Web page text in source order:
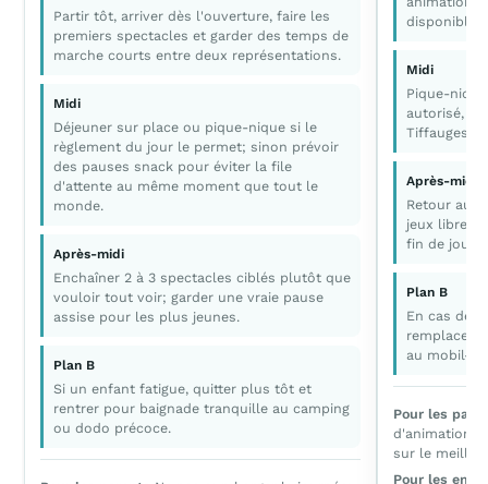
Partir tôt, arriver dès l'ouverture, faire les
premiers spectacles et garder des temps de
marche courts entre deux représentations.
Midi
Déjeuner sur place ou pique-nique si le
règlement du jour le permet; sinon prévoir
des pauses snack pour éviter la file
d'attente au même moment que tout le
monde.
Après-midi
Enchaîner 2 à 3 spectacles ciblés plutôt que
vouloir tout voir; garder une vraie pause
assise pour les plus jeunes.
Plan B
Si un enfant fatigue, quitter plus tôt et
rentrer pour baignade tranquille au camping
ou dodo précoce.
disponibles
Midi
Pique-
autorisé,
Tiffauges
Après-midi
Retour au
jeux libres;
fin de
Plan B
En cas de
remplacer
au mobil-
Pour les
d'animation
sur le
Pour les